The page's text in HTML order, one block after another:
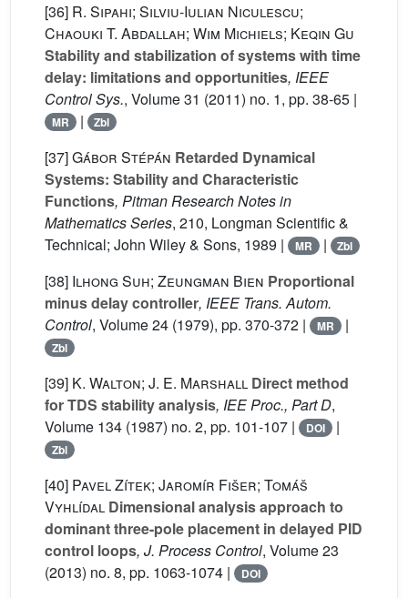
[36] R. Sipahi; Silviu-Iulian Niculescu;
Chaouki T. Abdallah; Wim Michiels; Keqin Gu
Stability and stabilization of systems with time
delay: limitations and opportunities, IEEE
Control Sys., Volume 31 (2011) no. 1, pp. 38-65 |
MR | Zbl
[37]Gábor Stépán Retarded Dynamical
Systems: Stability and Characteristic
Functions, Pitman Research Notes in
Mathematics Series, 210, Longman Scientific &
Technical; John Wiley & Sons, 1989 |
MR | Zbl
[38] Ilhong Suh; Zeungman Bien Proportional
minus delay controller, IEEE Trans. Autom.
Control, Volume 24 (1979), pp. 370-372 | MR |
Zbl
[39] K. Walton; J. E. Marshall Direct method
for TDS stability analysis, IEE Proc., Part D,
Volume 134 (1987) no. 2, pp. 101-107 | DOI |
Zbl
[40] Pavel Zítek; Jaromír Fišer; Tomáš
Vyhlídal Dimensional analysis approach to
dominant three-pole placement in delayed PID
control loops, J. Process Control, Volume 23
(2013) no. 8, pp. 1063-1074 |
DOI